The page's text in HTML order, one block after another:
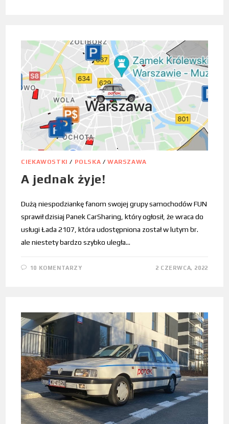
CIEKAWOSTKI / POLSKA /WARSZAWA
A jednak żyje!
Dużą niespodziankę fanom swojej grupy samochodów FUN
sprawił dzisiaj Panek CarSharing, który ogłosił, że wraca do
usługi Łada 2107, która udostępniona został w lutym br.
ale niestety bardzo szybko uległa…
10 KOMENTARZY 2 CZERWCA, 2022